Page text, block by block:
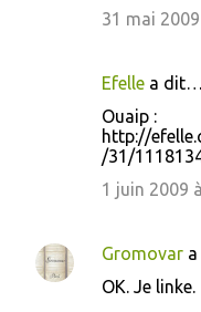
31 mai
Efelle a dit…
Ouaip :
http://
/31/
1 juin 2009
Gromovar
OK. Je linke.